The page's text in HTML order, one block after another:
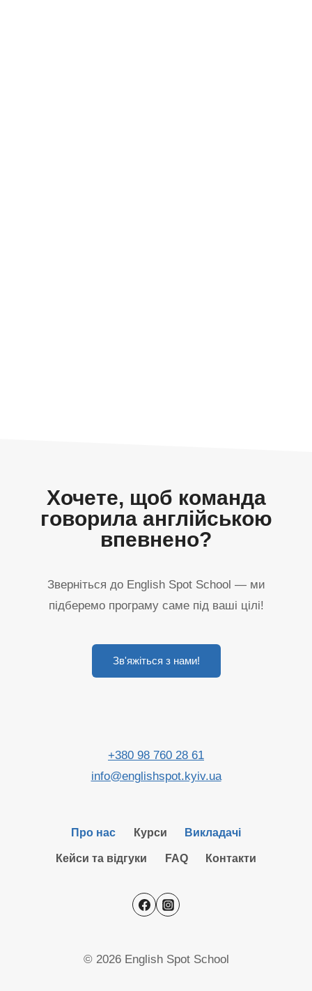
Хочете, щоб команда
говорила англійською
впевнено?
Зверніться до English Spot School — ми
підберемо програму саме під ваші цілі!
Зв'яжіться з нами!
+380 98 760 28 61
info@englishspot.kyiv.ua
Про нас Курси Викладачі
Кейси та відгуки FAQ Контакти
© 2026 English Spot School